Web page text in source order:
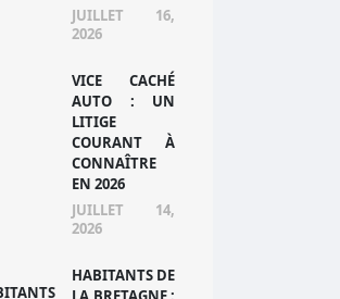
JUILLET 16,
2026
VICE CACHÉ
AUTO : UN
LITIGE
COURANT À
CONNAÎTRE
EN 2026
JUILLET 14,
2026
HABITANTS DE